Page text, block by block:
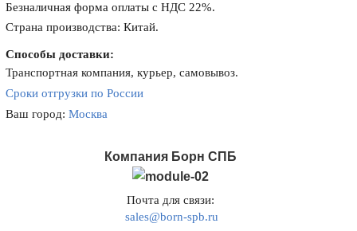
Безналичная форма оплаты с НДС 22%.
Страна производства: Китай.
Способы доставки:
Транспортная компания, курьер, самовывоз.
Сроки отгрузки по России
Ваш город:Москва
Компания Борн СПБ
Почта для связи:
sales@born-spb.ru